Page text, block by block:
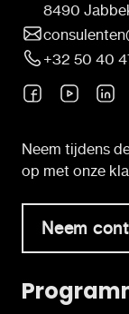
8490
+32 50 40
Neem tijdens
op met onze
Neem